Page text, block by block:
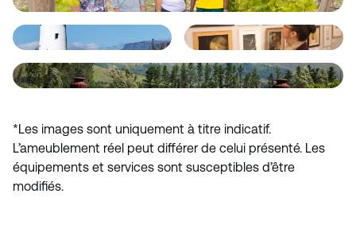
*Les images sont uniquement à titre indicatif.
L’ameublement réel peut différer de celui présenté. Les
équipements et services sont susceptibles d’être
modifiés.